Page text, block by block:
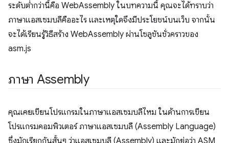
ระดับต่ำกว่านี้คือ WebAssembly ในบทความนี้ คุณจะได้ทราบว่า
ภาษาแอสเซมบลีคืออะไร และเหตุใดจึงมีประโยชน์บนเว็บ จากนั้น
จะได้เรียนรู้วิธีสร้าง WebAssembly ผ่านโซลูชันชั่วคราวของ
asm.js
ภาษา Assembly
คุณเคยเขียนโปรแกรมในภาษาแอสเซมบลีไหม ในด้านการเขียน
โปรแกรมคอมพิวเตอร์ ภาษาแอสเซมบลี (Assembly Language)
ซึ่งมักเรียกกันสั้นๆ ว่าแอสเซมบลี (Assembly) และมักย่อว่า ASM